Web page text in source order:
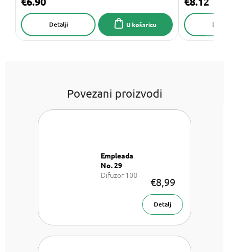
U košaricu
Detalji
Povezani proizvodi
Empleada
No. 29
Difuzor 100
€8,99
Detalj